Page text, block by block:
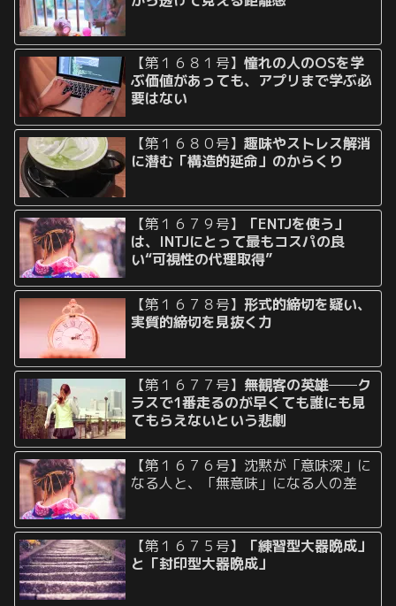
【第１６８１号】憧れの人のOSを学
ぶ価値があっても、アプリまで学ぶ必
要はない
【第１６８０号】趣味やストレス解消
に潜む「構造的延命」のからくり
【第１６７９号】
「ENTJを使う」
は、INTJにとって最もコスパの良
い“可視性の代理取得”
【第１６７８号】形式的締切を疑い、
実質的締切を見抜く力
【第１６７７号】 無観客の英雄──ク
ラスで1番走るのが早くても誰にも見
てもらえないという悲劇
【第１６７６号】沈黙が「意味深」に
なる人と、「無意味」になる人の差
【第１６７５号】
「練習型大器晩成」
と「封印型大器晩成」